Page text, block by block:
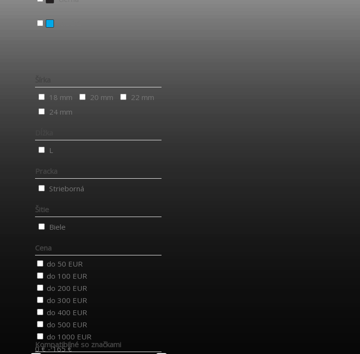
18 mm
20 mm
22 mm
24 mm
L
Pracka
Strieborná
Šitie
Biele
Cena
do 50 EUR
do 100 EUR
do 200 EUR
do 300 EUR
do 400 EUR
do 500 EUR
do 1000 EUR
0 € - 165 €
Kompatibilné so značkami